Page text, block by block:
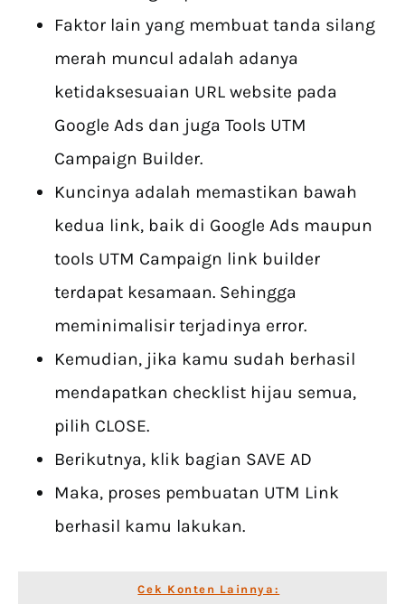
Faktor lain yang membuat tanda silang
merah muncul adalah adanya
ketidaksesuaian URL website pada
Google Ads dan juga Tools UTM
Campaign Builder.
Kuncinya adalah memastikan bawah
kedua link, baik di Google Ads maupun
tools UTM Campaign link builder
terdapat kesamaan. Sehingga
meminimalisir terjadinya error.
Kemudian, jika kamu sudah berhasil
mendapatkan checklist hijau semua,
pilih CLOSE.
Berikutnya, klik bagian SAVE AD
Maka, proses pembuatan UTM Link
berhasil kamu lakukan.
Cek Konten Lainnya: